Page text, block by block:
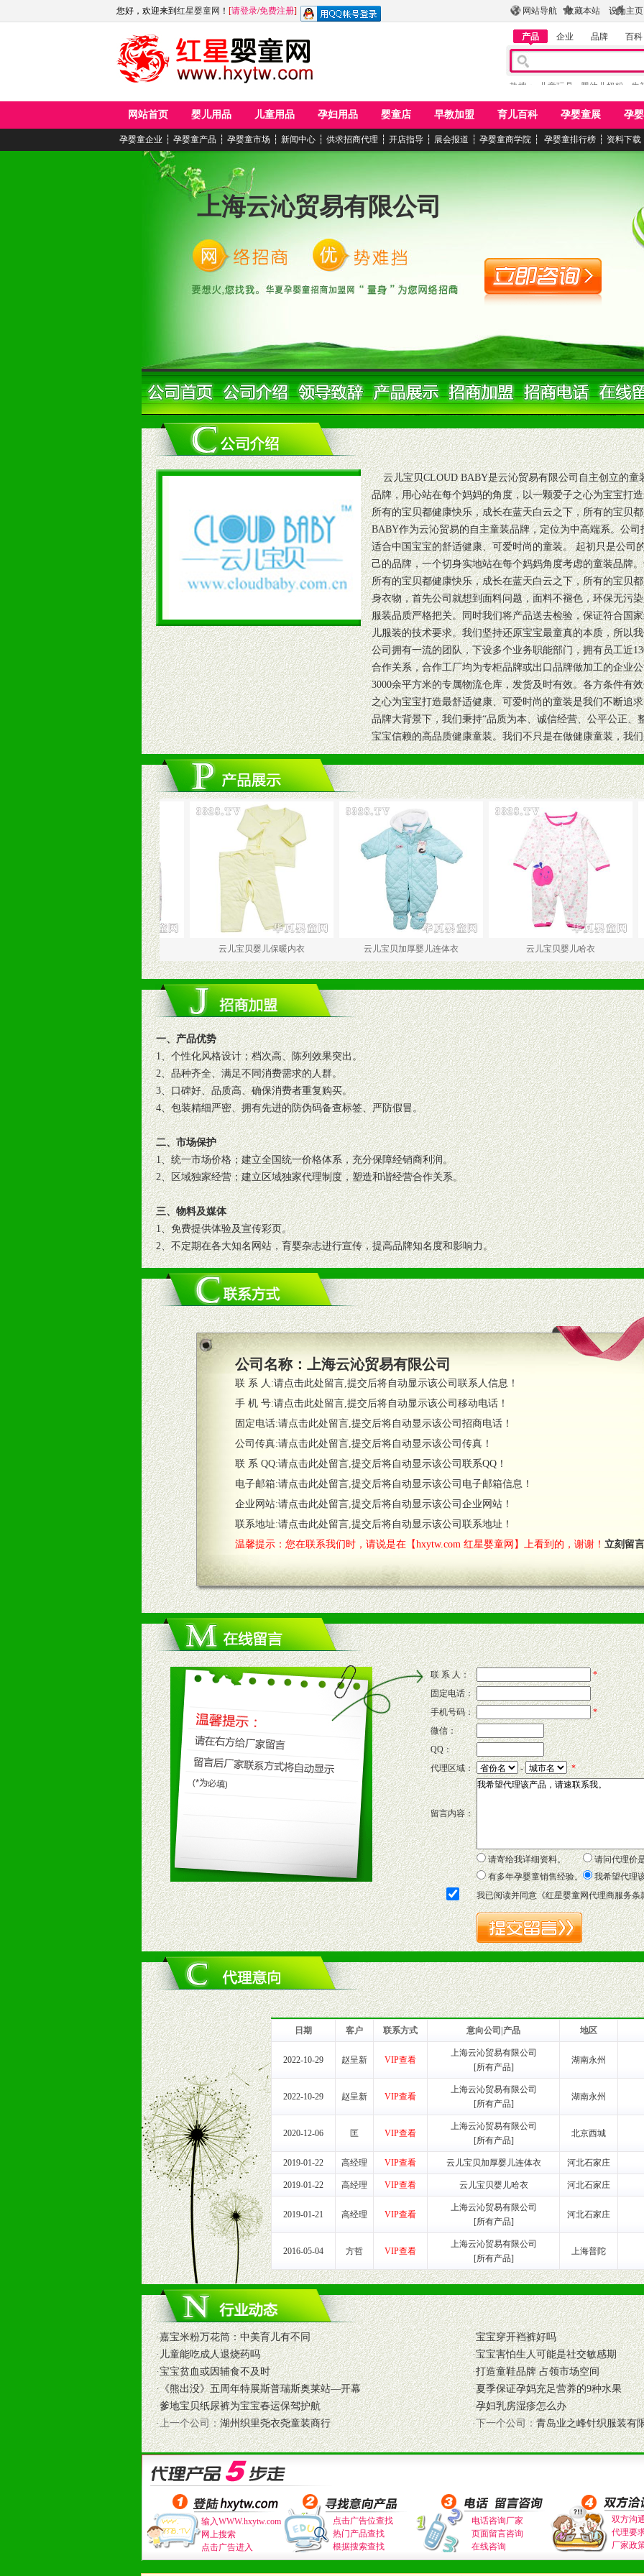
网站导航 收藏本站 设为主页
您好，欢迎来到 红星婴童网 ！ [请登录/免费注册]
产品 企业 品牌 百科
热搜： 儿童玩具 婴幼儿奶粉 牛
网站首页 婴儿用品 儿童用品 孕妇用品 婴童店 早教加盟 育儿百科 孕婴童展 孕
孕婴童企业 ┆ 孕婴童产品 ┆ 孕婴童市场 ┆ 新闻中心 ┆ 供求招商代理 ┆ 开店指导 ┆ 展会报道 ┆ 孕婴童商学院 ┆ 孕婴童排行榜 ┆ 资料下载
上海云沁贸易有限公司
云儿宝贝CLOUD BABY是云沁贸易有限公司自主创立的童
品牌，用心站在每个妈妈的角度，以一颗爱子之心为宝宝打
所有的宝贝都健康快乐，成长在蓝天白云之下，所有的宝贝
BABY作为云沁贸易的自主童装品牌，定位为中高端系。公
适合中国宝宝的舒适健康、可爱时尚的童装。 起初只是公司
己的品牌，一个切身实地站在每个妈妈角度考虑的童装品牌
所有的宝贝都健康快乐，成长在蓝天白云之下，所有的宝贝
身衣物，首先公司就想到面料问题，面料不褪色，环保无污
服装品质严格把关。同时我们将产品送去检验，保证符合国
儿服装的技术要求。我们坚持还原宝宝最童真的本质，所以
公司拥有一流的团队，下设多个业务职能部门，拥有员工近
合作关系，合作工厂均为专柜品牌或出口品牌做加工的企业
3000余平方米的专属物流仓库，发货及时有效。各方条件有
之心为宝宝打造最舒适健康、可爱时尚的童装是我们不断追
品牌大背景下，我们秉持“品质为本、诚信经营、公平公正、
宝宝信赖的高品质健康童装。我们不只是在做健康童装，我
云儿宝贝婴儿保暖内衣 云儿宝贝加厚婴儿连体衣 云儿宝贝婴儿哈衣
一、产品优势
1、个性化风格设计；档次高、陈列效果突出。
2、品种齐全、满足不同消费需求的人群。
3、口碑好、品质高、确保消费者重复购买。
4、包装精细严密、拥有先进的防伪码备查标签、严防假冒。
二、市场保护
1、统一市场价格；建立全国统一价格体系，充分保障经销商利润。
2、区域独家经营；建立区域独家代理制度，塑造和谐经营合作关系。
三、物料及媒体
1、免费提供体验及宣传彩页。
2、不定期在各大知名网站，育婴杂志进行宣传，提高品牌知名度和影响力。
3、根据地方实际情况提供销售喷绘画、促销架等销售道具。
四、市场操作及支持
1、根据区域市场协助制定具体营销策略。
2、根据具体情况公司给予必要市场支持。
3、根据市场需要，派驻区域销售人员全程跟踪服务，以确保产品顺利销售。
4、根据市场情况公司给予专职或兼职的业务代表及终端导购支持。
五、退换货制度
1、给予前期市场操作一定比例退换货政策。
2、对于临期，滞销品给予一定比例调换政策。
六、服务优势
1、完善的信息服务咨询中心：本着对代理商负责的态度，我们将及时回复您的疑问。
2、售后服务：突发性产品问题或消费者意见反馈，我们予以及时受理记录并合理妥善解决。
3、我们时刻整理各区销售情况，帮您诊断、分析市场，及时收编销售效果显着的案例，与您共商启动市场。
七、招商代理（全国各地）
1、认同我们的经营理念。
2、具备较好商业信誉和资金实力。
3、具备区域内良好的终端网点和销售渠道。
4、具备一定业务团队能力覆盖区域的流通渠道，孕婴童渠道，医药渠道并为之提供配送服务。
5、具备较强的市场操作意识，投入意识和配合意识。
八、品牌产品
1、不断提升品牌的知名度，美誉度。
2、不断开创新产品不断满足消费者的新需求及适应市场变化。
九、加盟优势
1、广告企划支持：产品手册、POP宣传画、三折页及宣传礼品全面配赠，免费提供软硬性平面广告、电台广
场武器。
2、市场保护支持：供优质产品，全套合法经营手续，采取统一底价供货、严格保证区域市场独占，杜绝串货
3、对代理商、经销商提供公司资执证明复印件，财务以帐单，税务发票，产品质量报告检测单，产品批号；
4、营销技术支持：因地制宜，采取方案，专家顾问团提供专柜、社区、HS、名人营销等各种模式市场实战操
5、返利奖励支持：累计进货奖励，年终完成任务返利。
6、售后服务支持：营销全程跟踪服务，提供企划、咨询、培训等企业售后服务。
7、退换货支持：诚信为本的退换货保障制度，使经销商市场操作全程无忧。
十、代理条件
1、拥有婴幼儿产品经销网络，营养品或保健食品相关渠道者。
2、认同公司产品及经营理念，有良好的商业道德，良好的商誉，良好的市场网络的公司及销售自然人。
3、严格按照统一最低渠道价格，统一最低零售价销售，保证良性的价格体系，保证均衡的利润体系。
4、具有一定的资金实力，良好的商业信誉，具备地理区位优势。
5、为维护区域经销商利益，不得窜货。
十一、公司支持
1、免费人员培训支持
由销售明星、业务拓展能手、专业营养师、儿童营养专家为客户提供包括销售、营养、售后服务等各项专业培
2、终端宣传品支持
提供全国统一的产品手册、妈妈手册、VI手册、专柜、POP终端宣传物料、多样化的促销物品、礼品等。
3、大型促销活动支持
根据市场开发需要，为代理商、经销商提供活动策划，物料支持、人员支持等。媒体宣传支持
专业的孕婴童媒体、杂志、直销目录等全国性投放，扩大产品体宣传支持
专业的孕婴童媒体、杂志、直销目录等全国性投放，扩大产品宣传，提高产品美誉度。
4、专业完善的售后服务支持
5、确保经销商相应区域内的独家垄断性经营权益。
6、实施经营管理支持，根据经销商销售情况派人员驻地指导。
7、严格控制价格的波动，并给予相应的政策，充分保证经销产品丰厚的利润空间和市场经营的高额回报。
8、提供合理的退换货保障制度，保证经销商合作零风险。
9、及时有力的推出各种终端促销活动来帮助经销商启动和拉动市场销售，提供终端物料及宣传促销用品的支
拉宝、海报、试用装等）
10、提供信息支持，使经销商商融入公司经营中，充分了解来自公司的行销计划，产品的发展，以及行业市场
11、提供方便、快捷、灵活、安全、高效和准确的后勤配送物。
12、不断寻求国际前缘产品，完善母婴、儿童产品品类，为中国妈妈、宝宝提供完善的营养健康产品和宣传
和终端客户提供更好的支持和服务。
十二、加盟方法
1、通过电话、邮件、网上留言等方式与我公司相关负责人取得联系。
2、与我公司相关人员取得联系之后需详细阅读公司有关制度以及合作加盟流程。
3、加盟者也可到我公司实地考察，合作洽谈。
公司名称： 上海云沁贸易有限公司
联 系 人:请点击此处留言,提交后将自动显示该公司联系人信息！
手 机 号:请点击此处留言,提交后将自动显示该公司移动电话！
固定电话:请点击此处留言,提交后将自动显示该公司招商电话！
公司传真:请点击此处留言,提交后将自动显示该公司传真！
联 系 QQ:请点击此处留言,提交后将自动显示该公司联系QQ！
电子邮箱:请点击此处留言,提交后将自动显示该公司电子邮箱信息！
企业网站:请点击此处留言,提交后将自动显示该公司企业网站！
联系地址:请点击此处留言,提交后将自动显示该公司联系地址！
温馨提示：您在联系我们时，请说是在【hxytw.com 红星婴童网】上看到的，谢谢！ 立刻留言
联 系 人：
*
固定电话：
手机号码：
*
微信：
QQ：
代理区域：
- *
留言内容：
请寄给我详细资料。
请问代理价
有多年孕婴童销售经验。
我希望代理
我已阅读并同意《红星婴童网代理商服务条
日期 客户 联系方式 意向公司|产品 地区
2022-10-29 赵呈新 VIP查看
上海云沁贸易有限公司
[所有产品]
湖南永州
2022-10-29 赵呈新 VIP查看
上海云沁贸易有限公司
[所有产品]
湖南永州
2020-12-06 匡 VIP查看
上海云沁贸易有限公司
[所有产品]
北京西城
2019-01-22 高经理 VIP查看 云儿宝贝加厚婴儿连体衣 河北石家庄
2019-01-22 高经理 VIP查看 云儿宝贝婴儿哈衣 河北石家庄
2019-01-21 高经理 VIP查看
上海云沁贸易有限公司
[所有产品]
河北石家庄
2016-05-04 方哲 VIP查看
上海云沁贸易有限公司
[所有产品]
上海普陀
·嘉宝米粉万花筒：中美育儿有不同 ·宝宝穿开裆裤好吗
·儿童能吃成人退烧药吗 ·宝宝害怕生人可能是社交敏感期
·宝宝贫血或因辅食不及时 ·打造童鞋品牌 占领市场空间
·《熊出没》五周年特展斯普瑞斯奥莱站—开幕 ·夏季保证孕妈充足营养的9种水果
·爹地宝贝纸尿裤为宝宝春运保驾护航 ·孕妇乳房湿疹怎么办
·上一个公司：湖州织里尧衣尧童装商行 ·下一个公司：青岛业之峰针织服装有
输入WWW.hxytw.com
网上搜索
点击广告进入
点击广告位查找
热门产品查找
根据搜索查找
电话咨询厂家
页面留言咨询
在线咨询
双方沟
代理要
厂家政